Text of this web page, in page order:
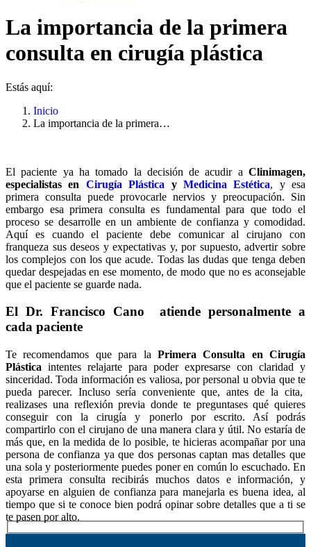
La importancia de la primera
consulta en cirugía plástica
Estás aquí:
Inicio
La importancia de la primera…
El paciente ya ha tomado la decisión de acudir a Clinimagen,
especialistas en Cirugía Plástica y Medicina Estética, y esa
primera consulta puede provocarle nervios y preocupación. Sin
embargo esa primera consulta es fundamental para que todo el
proceso se desarrolle en un ambiente de confianza y comodidad.
Aquí es cuando el paciente debe comunicar al cirujano con
franqueza sus deseos y expectativas y, por supuesto, advertir sobre
los complejos con los que acude. Todas las dudas que tenga deben
quedar despejadas en ese momento, de modo que no es aconsejable
que el paciente se guarde nada.
El Dr. Francisco Cano atiende personalmente a
cada paciente
Te recomendamos que para la Primera Consulta en Cirugía
Plástica intentes relajarte para poder expresarse con claridad y
sinceridad. Toda información es valiosa, por personal u obvia que te
pueda parecer. Incluso sería conveniente que, antes de la cita,
realizases una reflexión previa donde te preguntases qué quieres
conseguir con la cirugía y ponerlo por escrito. Así podrás
compartirlo con el cirujano de una manera clara y útil. No estaría de
más que, en la medida de lo posible, te hicieras acompañar por una
persona de confianza ya que dos personas captan mas detalles que
una sola y posteriormente puedes poner en común lo escuchado. En
esta primera consulta recibirás muchos datos e información, y
apoyarse en alguien de confianza para manejarla es buena idea, al
tiempo que si te conoce bien podrá opinar sobre detalles que a ti se
te pasen por alto.